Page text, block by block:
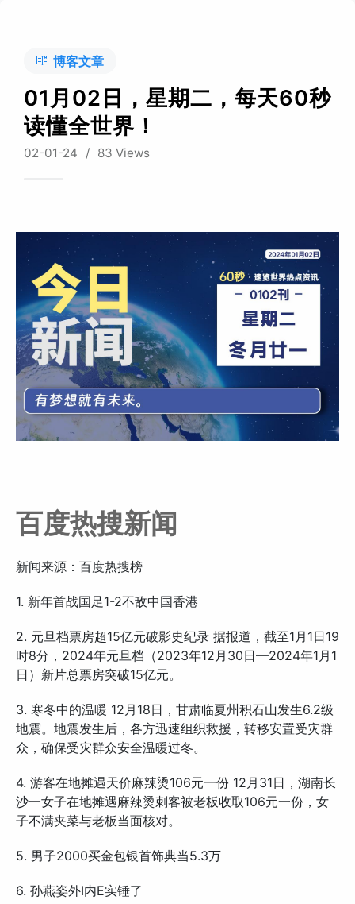
博客文章
01月02日，星期二，每天60秒
读懂全世界！
02-01-24 / 83 Views
百度热搜新闻
新闻来源：百度热搜榜
1. 新年首战国足1-2不敌中国香港
2. 元旦档票房超15亿元破影史纪录 据报道，截至1月1日19
时8分，2024年元旦档（2023年12月30日—2024年1月1
日）新片总票房突破15亿元。
3. 寒冬中的温暖 12月18日，甘肃临夏州积石山发生6.2级
地震。地震发生后，各方迅速组织救援，转移安置受灾群
众，确保受灾群众安全温暖过冬。
4. 游客在地摊遇天价麻辣烫106元一份 12月31日，湖南长
沙一女子在地摊遇麻辣烫刺客被老板收取106元一份，女
子不满夹菜与老板当面核对。
5. 男子2000买金包银首饰典当5.3万
6. 孙燕姿外I内E实锤了